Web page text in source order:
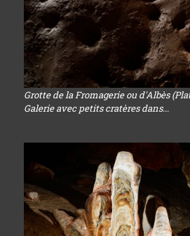
Grotte de la Fromagerie ou d'Albès
Galerie avec petits cratères dans...